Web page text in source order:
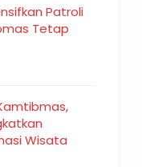
Patroli
Tetap
Wisata